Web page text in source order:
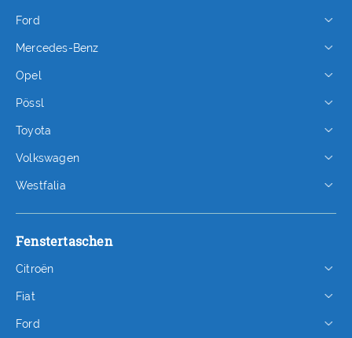
Ford
Mercedes-Benz
Opel
Pössl
Toyota
Volkswagen
Westfalia
Fenstertaschen
Citroën
Fiat
Ford